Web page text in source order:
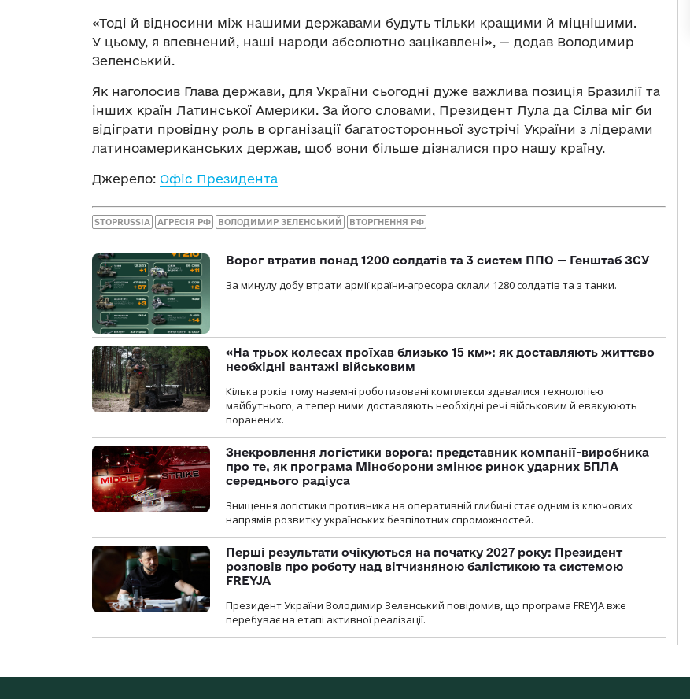
«Тоді й відносини між нашими державами будуть тільки кращими й міцнішими.
У цьому, я впевнений, наші народи абсолютно зацікавлені», — додав Володимир
Зеленський.
Як наголосив Глава держави, для України сьогодні дуже важлива позиція Бразилії та
інших країн Латинської Америки. За його словами, Президент Лула да Сілва міг би
відіграти провідну роль в організації багатосторонньої зустрічі України з лідерами
латиноамериканських держав, щоб вони більше дізналися про нашу країну.
Джерело: Офіс Президента
STOPRUSSIA АГРЕСІЯ РФ ВОЛОДИМИР ЗЕЛЕНСЬКИЙ ВТОРГНЕННЯ РФ
Ворог втратив понад 1200 солдатів та 3 систем ППО — Генштаб ЗСУ
За минулу добу втрати армії країни-агресора склали 1280 солдатів та з танки.
«На трьох колесах проїхав близько 15 км»: як доставляють життєво
необхідні вантажі військовим
Кілька років тому наземні роботизовані комплекси здавалися технологією
майбутнього, а тепер ними доставляють необхідні речі військовим й евакуюють
поранених.
Знекровлення логістики ворога: представник компанії-виробника
про те, як програма Міноборони змінює ринок ударних БПЛА
середнього радіуса
Знищення логістики противника на оперативній глибині стає одним із ключових
напрямів розвитку українських безпілотних спроможностей.
Перші результати очікуються на початку 2027 року: Президент
розповів про роботу над вітчизняною балістикою та системою
FREYJA
Президент України Володимир Зеленський повідомив, що програма FREYJA вже
перебуває на етапі активної реалізації.